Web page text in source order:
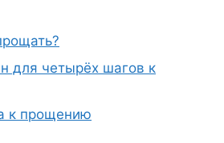
для четырёх шагов к
к прощению